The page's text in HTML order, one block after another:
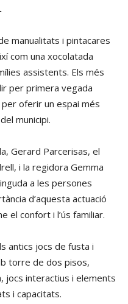
manualitats i pintacares
com una xocolatada
assistents. Els més
per primera vegada
oferir un espai més
municipi.
Gerard Parcerisas, el
i la regidora Gemma
a les persones
d’aquesta actuació
el confort i l’ús familiar.
antics jocs de fusta i
torre de dos pisos,
jocs interactius i elements
i capacitats.